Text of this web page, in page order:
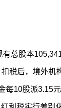
总股本
税后，境外机
每10股派3.15